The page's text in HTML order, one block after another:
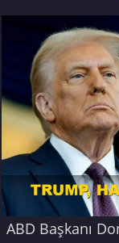
ABD Başkanı